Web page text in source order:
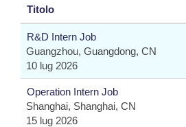
Titolo
R&D Intern Job
Guangzhou, Guangdong, CN
10 lug 2026
Operation Intern Job
Shanghai, Shanghai, CN
15 lug 2026